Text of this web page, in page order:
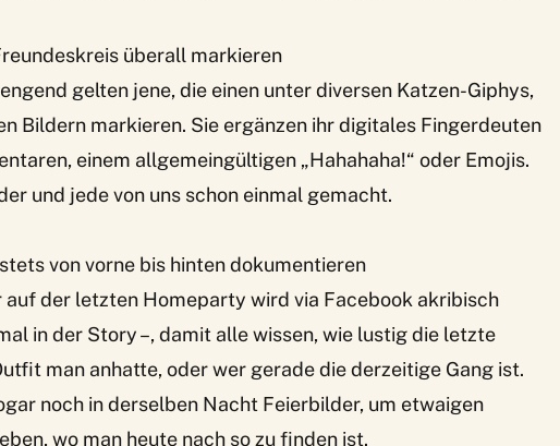
überall markieren
gelten jene, die einen unter diversen Katzen-Giphys,
Bildern markieren. Sie ergänzen ihr digitales Fingerdeuten
einem allgemeingültigen „Hahahaha!“ oder Emojis.
und jede von uns schon einmal gemacht.
von vorne bis hinten dokumentieren
auf der letzten Homeparty wird via Facebook akribisch
in der Story –, damit alle wissen, wie lustig die letzte
man anhatte, oder wer gerade die derzeitige Gang ist.
noch in derselben Nacht Feierbilder, um etwaigen
wo man heute nach so zu finden ist.